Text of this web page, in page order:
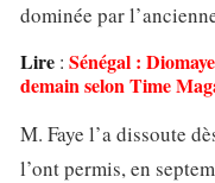
dominée par
Lire : Sénégal :
demain selon Time
M. Faye l’a dissoute
l’ont permis, en